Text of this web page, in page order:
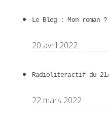
Le Blog : Mon
20 avril 2022
Radioliteractif du 21/
22 mars 2022